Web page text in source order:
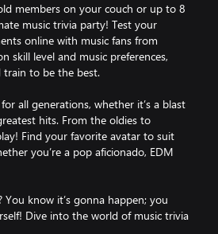
members on your couch or up to 8
music trivia party! Test your
online with music fans from
skill level and music preferences,
train to be the best.
all generations, whether it’s a blast
hits. From the oldies to
Find your favorite avatar to suit
you’re a pop aficionado, EDM
know it’s gonna happen; you
Dive into the world of music trivia